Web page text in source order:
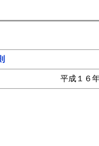
平成１６